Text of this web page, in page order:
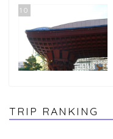
10
TRIP RANKING